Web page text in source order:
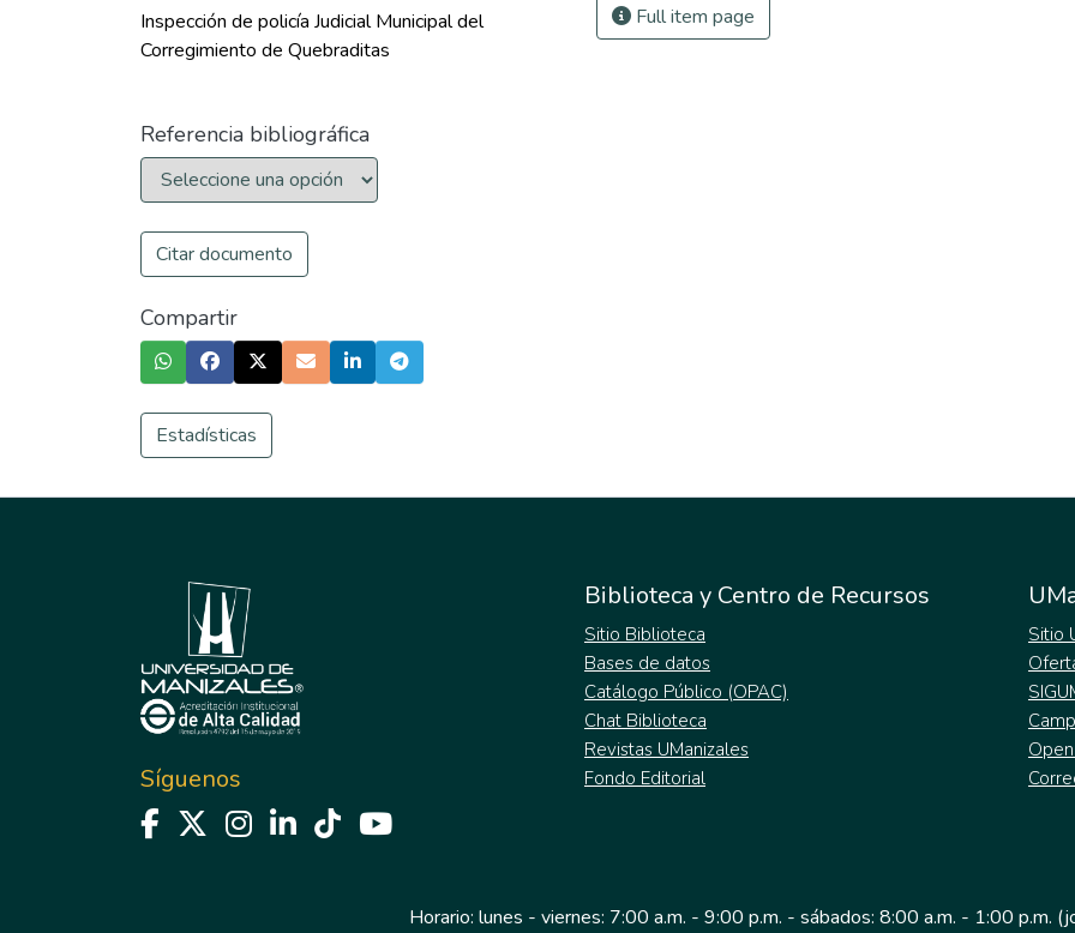
Inspección de policía Judicial Municipal del
Corregimiento de Quebraditas
Referencia bibliográfica
Citar documento
Compartir
Estadísticas
Full item page
Síguenos
Biblioteca y Centro de Recursos
Sitio Biblioteca
Bases de datos
Catálogo Público (OPAC)
Chat Biblioteca
Revistas UManizales
Fondo Editorial
Sitio
Horario: lunes - viernes: 7:00 a.m. - 9:00 p.m. - sábados: 8:00 a.m. - 1:00 p.m.